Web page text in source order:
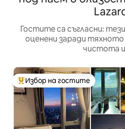
Гостите са съгласни:
оценени заради
чистота
Най-популярен избор на
Избор на гостите